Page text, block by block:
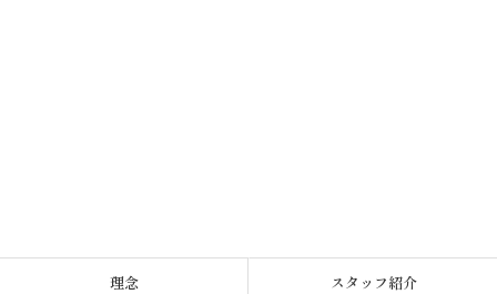
理念 スタッフ紹介